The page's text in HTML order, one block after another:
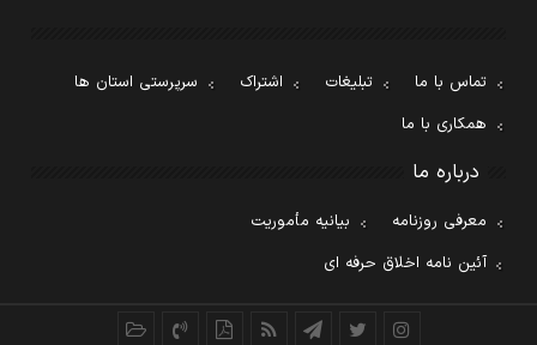
تماس با ما تبلیغات اشتراک
سرپرستی استان ها
همکاری با ما
درباره ما
معرفی روزنامه
بیانیه مأموریت
آئین نامه اخلاق حرفه ای